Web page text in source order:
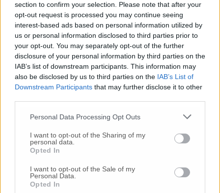
section to confirm your selection. Please note that after your
opt-out request is processed you may continue seeing
interest-based ads based on personal information utilized by
us or personal information disclosed to third parties prior to
your opt-out. You may separately opt-out of the further
disclosure of your personal information by third parties on the
IAB’s list of downstream participants. This information may
also be disclosed by us to third parties on the IAB’s List of
Downstream Participants that may further disclose it to other
Personal Data Processing Opt Outs
I want to opt-out of the Sharing of my
personal data.
Opted In
I want to opt-out of the Sale of my
Personal Data.
Opted In
Commenti
Nessun commento presente
Commenta
Gli articoli più letti
24 Lug-Bimbi costretti a colpirsi da soli
-Luigia Fortunato,
l’ennesimo femminicidio:
prima la lite, poi la furia col coltello